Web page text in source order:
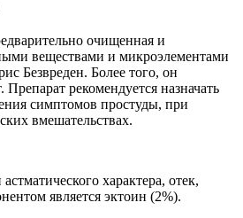
очищенная и
веществами и микроэлементами
Безвреден. Более того, он
рекомендуется назначать
симптомов простуды, при
вмешательствах.
характера, отек,
является эктоин (2%).